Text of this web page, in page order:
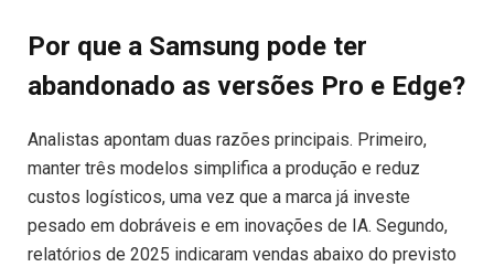
Por que a Samsung pode ter
abandonado as versões Pro e Edge?
Analistas apontam duas razões principais. Primeiro,
manter três modelos simplifica a produção e reduz
custos logísticos, uma vez que a marca já investe
pesado em dobráveis e em inovações de IA. Segundo,
relatórios de 2025 indicaram vendas abaixo do previsto